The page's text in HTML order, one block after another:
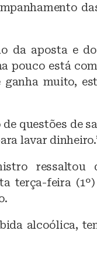
da aposta e
pouco está
muito,
questões de
lavar
ressaltou
terça-feira
alcoólica,